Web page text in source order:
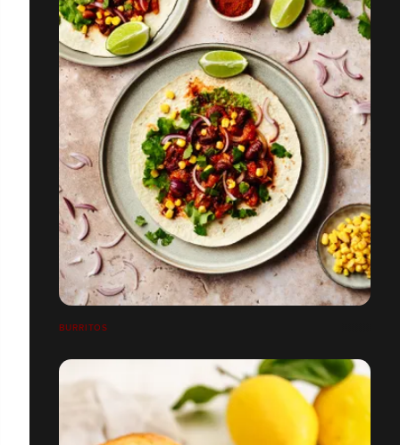
BURRITOS